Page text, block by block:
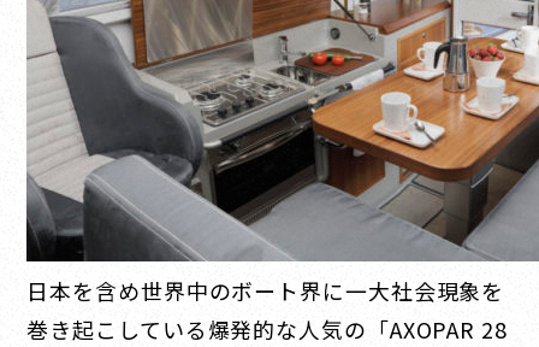
日本を含め世界中のボート界に一大社会現象を
巻き起こしている爆発的な人気の「AXOPAR 28